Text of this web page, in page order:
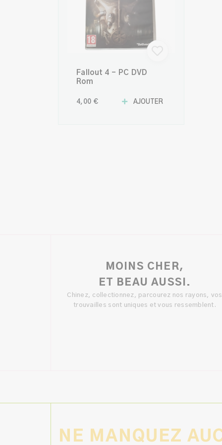
Fallout 4 - PC DVD
Rom
4,00 € AJOUTER
MOINS CHER,
ET BEAU AUSSI.
Chinez, collectionnez, parcourez nos rayons, vos
trouvailles sont uniques et vous ressemblent.
NE MANQUEZ